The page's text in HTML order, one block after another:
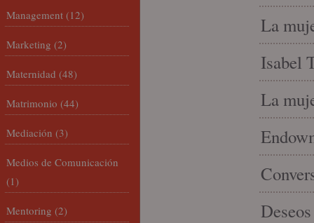
La
Isabel
La
Management (12)
Marketing (2)
Maternidad (48)
Matrimonio (44)
Mediación (3)
Medios de Comunicación
(1)
Mentoring (2)